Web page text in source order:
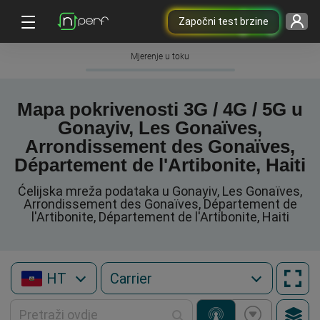
Započni test brzine
Mjerenje u toku
Mapa pokrivenosti 3G / 4G / 5G u
Gonayiv, Les Gonaïves,
Arrondissement des Gonaïves,
Département de l'Artibonite, Haiti
Ćelijska mreža podataka u Gonayiv, Les Gonaïves,
Arrondissement des Gonaïves, Département de
l'Artibonite, Département de l'Artibonite, Haiti
HT